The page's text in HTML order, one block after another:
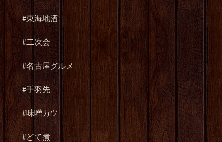
#東海地酒
#二次会
#名古屋グルメ
#手羽先
#味噌カツ
#どて煮